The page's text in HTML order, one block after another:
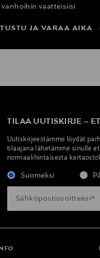
vanhoihin vaatteisiisi
JA VARAA AIKA
TILAA UUTISKIRJE –
Uutiskirjeestämme löydät
tilaajana lähetämme sinulle
normaalihintaisesta
Suomeksi